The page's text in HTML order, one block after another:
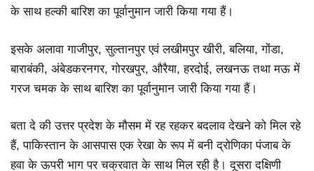
के साथ हल्की बारिश का पूर्वानुमान जारी किया गया हैं।
इसके अलावा गाजीपुर, सुल्तानपुर एवं लखीमपुर खीरी, बलिया, गोंडा,
बाराबंकी, अंबेडकरनगर, गोरखपुर, औरैया, हरदोई, लखनऊ तथा मऊ में
गरज चमक के साथ बारिश का पूर्वानुमान जारी किया गया हैं।
बता दे की उत्तर प्रदेश के मौसम में रह रहकर बदलाव देखने को मिल रहे
हैं, पाकिस्तान के आसपास एक रेखा के रूप में बनी द्रोणिका पंजाब के
हवा के ऊपरी भाग पर चक्रवात के साथ मिल रही है। दूसरा दक्षिणी